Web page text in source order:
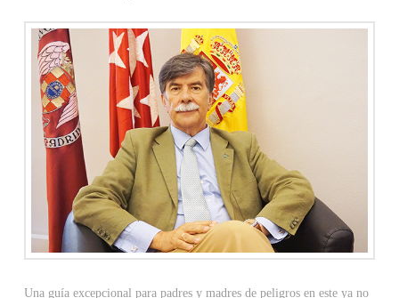
Una guía excepcional para padres y madres de peligros en este ya no